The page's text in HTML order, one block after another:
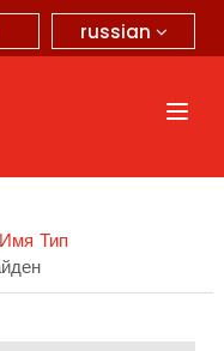
russian
Имя Тип